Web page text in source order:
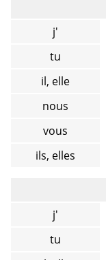
j'
tu
il, elle
nous
vous
ils, elles
j'
tu